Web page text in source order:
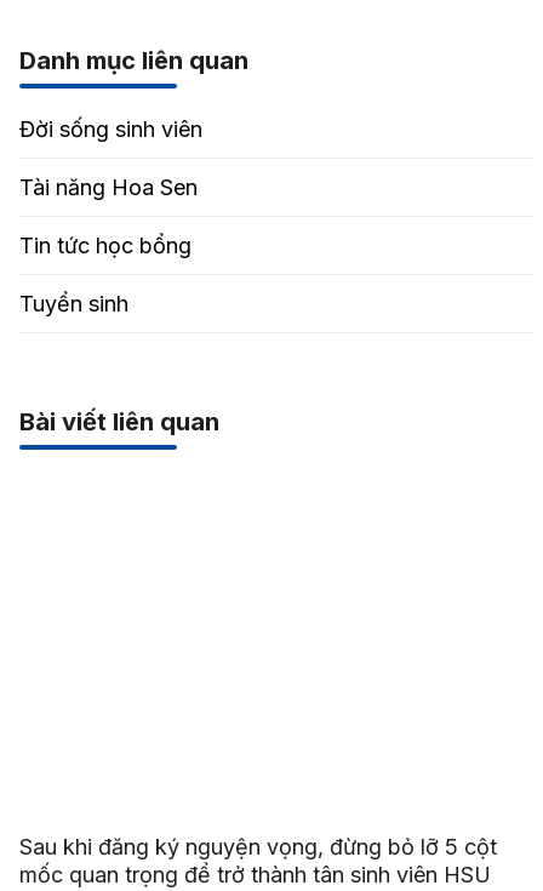
Danh mục liên quan
Đời sống sinh viên
Tài năng Hoa Sen
Tin tức học bổng
Tuyển sinh
Bài viết liên quan
Sau khi đăng ký nguyện vọng, đừng bỏ lỡ 5 cột
mốc quan trọng để trở thành tân sinh viên HSU